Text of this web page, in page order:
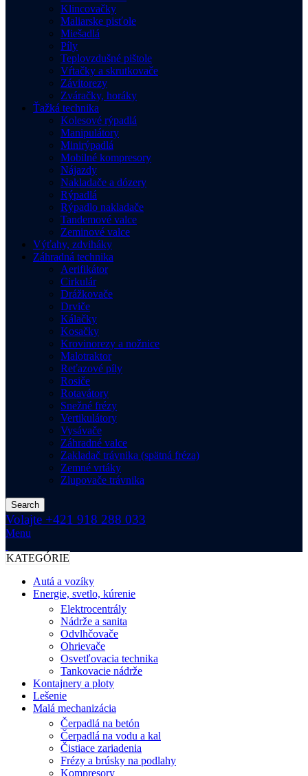
Klincovačky
Maliarske pisťole
Miešadlá
Píly
Teplovzdušné pištole
Vŕtačky a skrutkovače
Závitorezy
Zváračky, horáky
Ťažká technika
Kolesové rýpadlá
Manipulátory
Minirýpadlá
Mobilné kompresory
Nájazdy
Nakladače a dózery
Rýpadlá
Rýpadlo nakladače
Tandemové valce
Zeminové valce
Výťahy, zdviháky
Záhradná technika
Aerifikátor
Cirkulár
Drážkovače
Drviče
Kálačky
Kosačky
Krovinorezy a nožnice
Malotraktor
Reťazové píly
Rosiče
Rotavátory
Snežné frézy
Vertikulátory
Vysávače
Záhradné valce
Zakladač trávnika (spätná fréza)
Zemné vrtáky
Zlupovače trávnika
Search
Volajte +421 918 288 033
Menu
KATEGÓRIE
Autá a vozíky
Energie, svetlo, kúrenie
Elektrocentrály
Nádrže a sanita
Odvlhčovače
Ohrievače
Osvetľovacia technika
Tankovacie nádrže
Kontajnery a ploty
Lešenie
Malá mechanizácia
Čerpadlá na betón
Čerpadlá na vodu a kal
Čistiace zariadenia
Frézy a brúsky na podlahy
Kompresory